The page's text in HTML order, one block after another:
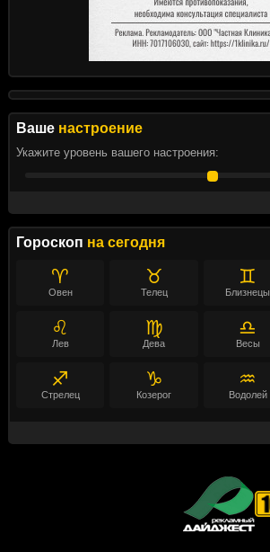
Ваше настроение
Укажите уровень вашего настроения:
Гороскоп на сегодня
♈
Овен
♉
Телец
♊
Близнецы
♌
Лев
♍
Дева
♎
Весы
♐
Стрелец
♑
Козерог
♒
Водолей